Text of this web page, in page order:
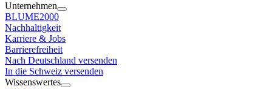
Unternehmen
BLUME2000
Nachhaltigkeit
Karriere & Jobs
Barrierefreiheit
Nach Deutschland versenden
In die Schweiz versenden
Wissenswertes